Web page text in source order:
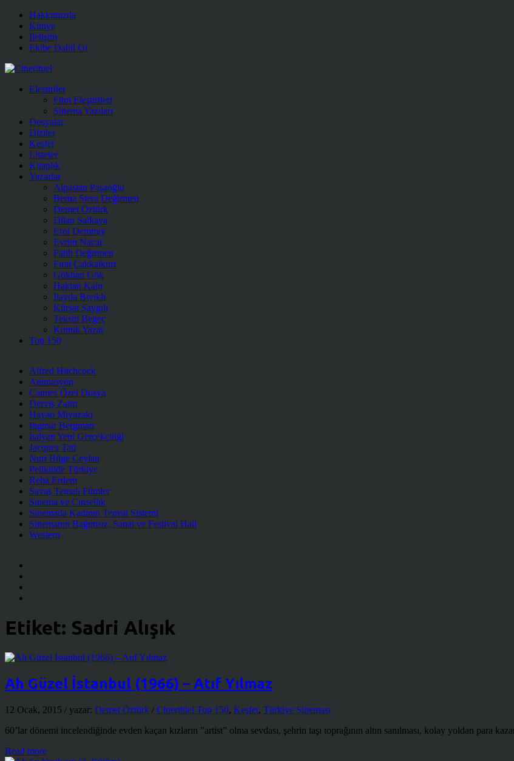
Hakkımızda
Künye
İletişim
Ekibe Dahil Ol
Eleştiriler
Film Eleştirileri
Sinema Yazıları
Dosyalar
Diziler
Keşfet
Listeler
Kitaplık
Yazarlar
Alpaslan Paşaoğlu
Berna Stera Değirmen
Demet Öztürk
Dilan Salkaya
Erol Demiray
Evrim Nacar
Fatih Değirmen
Fırat Çakkalkurt
Gökhan Gök
Haktan Kalır
İlayda Bıyıklı
Kürşat Saygılı
Teksin Begeç
Konuk Yazar
Top 150
Alfred Hitchcock
Animasyon
Cannes Özel Dosya
Derviş Zaim
Hayao Miyazaki
Ingmar Bergman
İtalyan Yeni Gerçekçiliği
Jacques Tati
Nuri Bilge Ceylan
Pelikülde Türkiye
Reha Erdem
Savaş Temalı Filmler
Sinema ve Cinsellik
Sinemada Kadının Temsil Sistemi
Sinemanın Bağımsız, Sanat ve Festival Hali
Western
Etiket: Sadri Alışık
Ah Güzel İstanbul (1966) – Atıf Yılmaz
12 Ocak, 2015 / yazar: Demet Öztürk / Cineritüel Top 150, Keşfet, Türkiye Sineması
60’lar dönemi incelendiğinde evden kaçan kızların ”artist” olma sevdası, şehrin taşı toprağının altın sanılması, kolay yoldan para
Read more